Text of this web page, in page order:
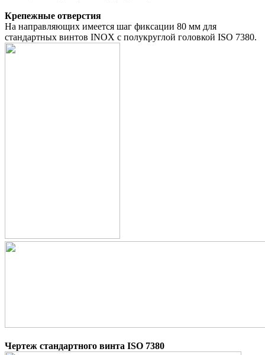
Крепежные отверстия
На направляющих имеется шаг фиксации 80 мм для
стандартных винтов INOX с полукруглой головкой ISO 7380.
Чертеж стандартного винта ISO 7380